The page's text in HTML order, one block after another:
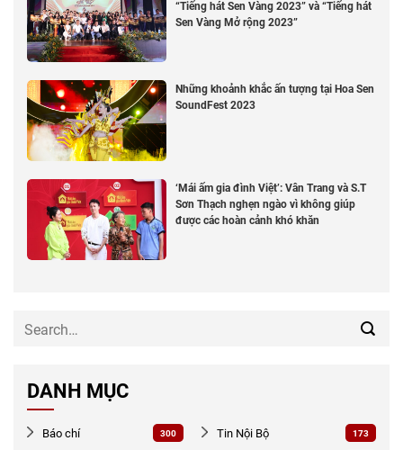
“Tiếng hát Sen Vàng 2023” và “Tiếng hát
Sen Vàng Mở rộng 2023”
Những khoảnh khắc ấn tượng tại Hoa Sen
SoundFest 2023
‘Mái ấm gia đình Việt’: Vân Trang và S.T
Sơn Thạch nghẹn ngào vì không giúp
được các hoàn cảnh khó khăn
DANH MỤC
Báo chí 300 Tin Nội Bộ 173